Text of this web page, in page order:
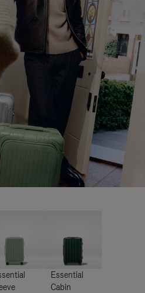
Essential
Cabin